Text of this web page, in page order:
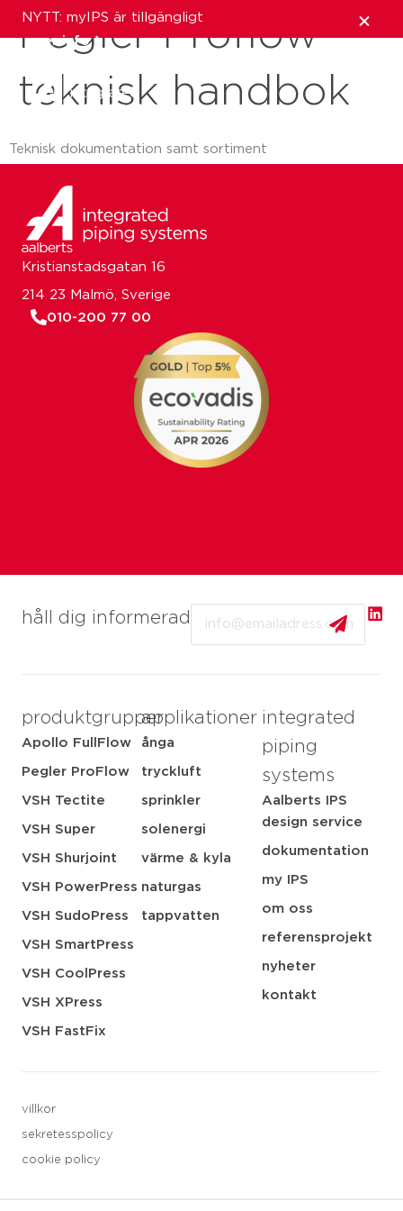
NYTT: myIPS är tillgängligt
mer info
stäng
Pegler Proflow
teknisk handbok
Teknisk dokumentation samt sortiment
håll dig informerad
produktgrupper
Apollo FullFlow
Pegler ProFlow
VSH Tectite
VSH Super
VSH Shurjoint
VSH PowerPress
VSH SudoPress
VSH SmartPress
VSH CoolPress
VSH XPress
VSH FastFix
applikationer
ånga
tryckluft
sprinkler
solenergi
värme & kyla
naturgas
tappvatten
integrated
piping
systems
Aalberts IPS
design service
dokumentation
my IPS
om oss
referensprojekt
nyheter
kontakt
villkor
sekretesspolicy
cookie policy
Kristianstadsgatan 16
214 23 Malmö, Sverige
010-200 77 00